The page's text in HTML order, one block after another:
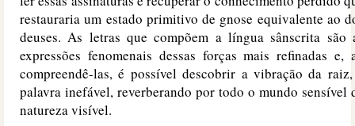
restauraria um estado primitivo de gnose equivalente ao
deuses. As letras que compõem a língua sânscrita são
expressões fenomenais dessas forças mais refinadas e,
compreendê-las, é possível descobrir a vibração da
palavra inefável, reverberando por todo o mundo sensível
natureza visível.